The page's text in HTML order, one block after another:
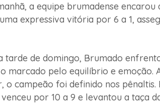
a equipe brumadense encarou
expressiva vitória por 6 a 1,
tarde de domingo, Brumado
marcado pelo equilíbrio e emoção.
campeão foi definido nos pênaltis.
por 10 a 9 e levantou a taça